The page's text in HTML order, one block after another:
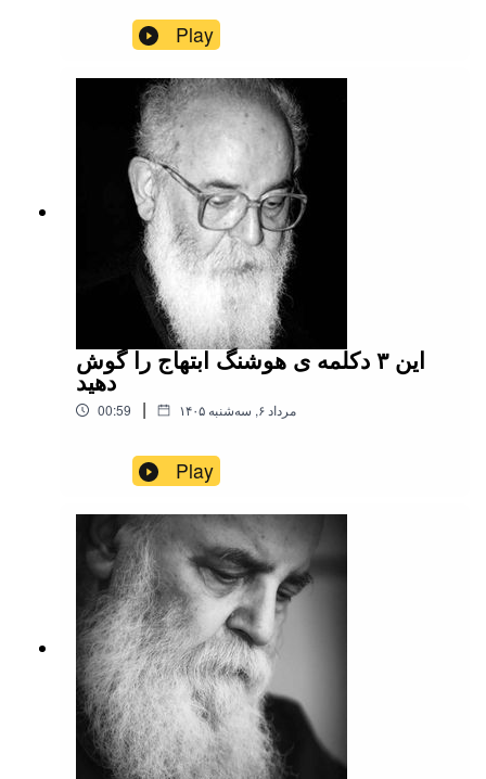
Play
این ۳ دکلمه ی هوشنگ ابتهاج را گوش
دهید
00:59 | ۱۴۰۵ مرداد ۶, سه‌شنبه
Play